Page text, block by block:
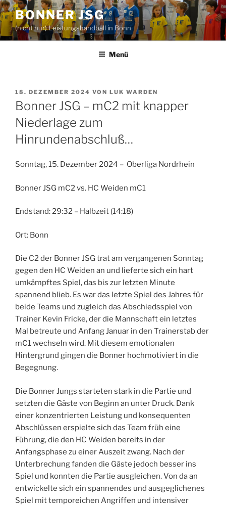
Zum
Inhalt
springen
BONNER JSG
(nicht nur) Leistungshandball in Bonn
Menü
VERÖFFENTLICHT
AM
18. DEZEMBER 2024 VON LUK WARDEN
Bonner JSG – mC2 mit knapper
Niederlage zum
Hinrundenabschluß…
Sonntag, 15. Dezember 2024 – Oberliga Nordrhein
Bonner JSG mC2 vs. HC Weiden mC1
Endstand: 29:32 – Halbzeit (14:18)
Ort: Bonn
Die C2 der Bonner JSG trat am vergangenen Sonntag
gegen den HC Weiden an und lieferte sich ein hart
umkämpftes Spiel, das bis zur letzten Minute
spannend blieb. Es war das letzte Spiel des Jahres für
beide Teams und zugleich das Abschiedsspiel von
Trainer Kevin Fricke, der die Mannschaft ein letztes
Mal betreute und Anfang Januar in den Trainerstab der
mC1 wechseln wird. Mit diesem emotionalen
Hintergrund gingen die Bonner hochmotiviert in die
Begegnung.
Die Bonner Jungs starteten stark in die Partie und
setzten die Gäste von Beginn an unter Druck. Dank
einer konzentrierten Leistung und konsequenten
Abschlüssen erspielte sich das Team früh eine
Führung, die den HC Weiden bereits in der
Anfangsphase zu einer Auszeit zwang. Nach der
Unterbrechung fanden die Gäste jedoch besser ins
Spiel und konnten die Partie ausgleichen. Von da an
entwickelte sich ein spannendes und ausgeglichenes
Spiel mit temporeichen Angriffen und intensiver